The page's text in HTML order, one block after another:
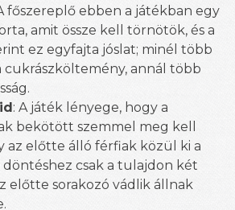
főszereplő ebben a játékban egy
amit össze kell törnötök, és a
ez egyfajta jóslat; minél több
cukrászköltemény, annál több
: A játék lényege, hogy a
bekötött szemmel meg kell
az előtte álló férfiak közül ki a
döntéshez csak a tulajdon két
előtte sorakozó vádlik állnak